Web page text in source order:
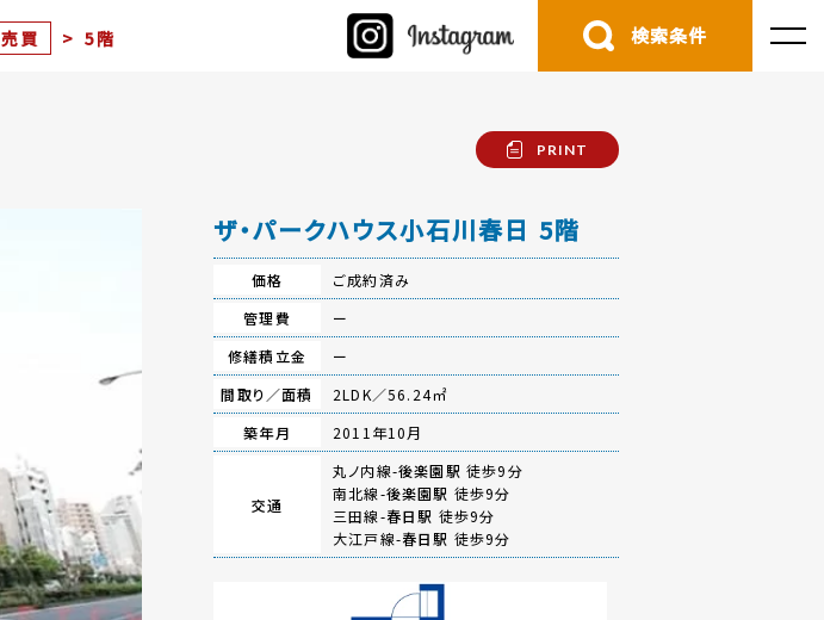
売買 > 5階 検索条件
PRINT
ザ・パークハウス小石川春日 5階
価格
ご成約済み
管理費
ー
修繕積立金
ー
間取り／面積
2LDK／56.24㎡
築年月
2011年10月
交通
丸ノ内線-後楽園駅 徒歩9分
南北線-後楽園駅 徒歩9分
三田線-春日駅 徒歩9分
大江戸線-春日駅 徒歩9分